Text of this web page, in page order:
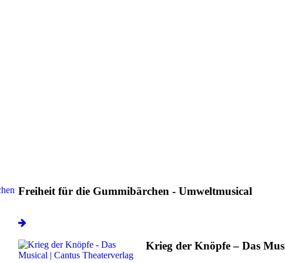
Freiheit für die Gummibärchen - Umweltmusical
Krieg der Knöpfe – Das